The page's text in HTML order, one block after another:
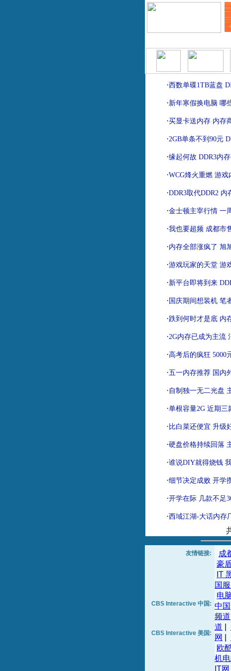
·西数单碟1TB蓝盘
·新年寒假换电脑 哪
·买显卡送内存 内存
·2GB单条不到90元
·缘起何故 DDR3内
·WCG烽火重燃 游戏
·DDR3取代DDR2
·金士顿主宰行情 一
·我也要超频 成都市
·内存全部涨疯了 旭
·游戏玩家的天堂 游
·新平台即将到来
· 国庆期间想装机 笔
·跌到何时才是底 内
·2G内存已成为主流
·高考后的疯狂 5000
·五一内存推荐 国内
· 自制独一无二光盘
·单根容量2G 近期三
· 比白菜还便宜 升级
·硬盘价格持续回落
·谁说DIY就得烧钱
·细节决定成败 开学
·开学在际 几款不足
·西域江湖-大话内存
友情链接:
CBS Interactive 中国:
CBS Interactive 美国:
成
豪
IT
国
电
中国
频道
道
网
欧
机
IT网